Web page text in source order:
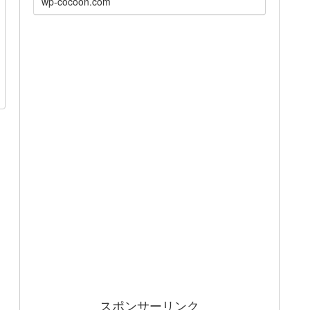
スポンサーリンク